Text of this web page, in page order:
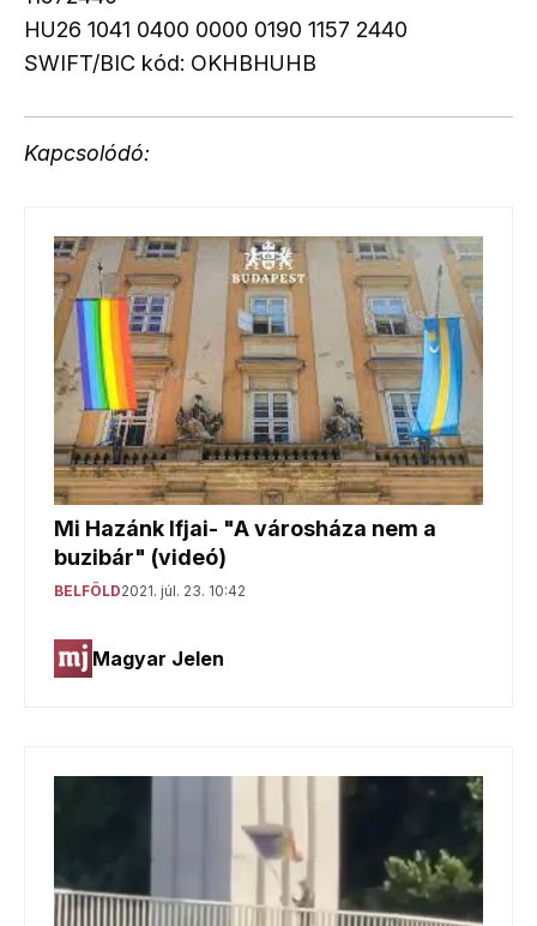
HU26 1041 0400 0000 0190 1157 2440
SWIFT/BIC kód: OKHBHUHB
Kapcsolódó: